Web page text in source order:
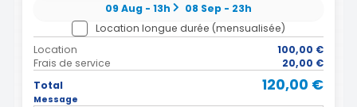
09 Aug - 13h
08 Sep - 23h
Location longue durée (mensualisée)
Location
100,00 €
Frais de service
20,00 €
Total
120,00 €
Message